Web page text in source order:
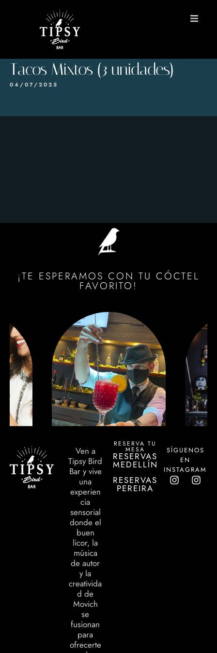
MENÚS
Tacos Mixtos (3 unidades)
04/07/2025
¡TE ESPERAMOS CON TU CÓCTEL
FAVORITO!
Ven a
Tipsy Bird
Bar y vive
una
experien
cia
sensorial
donde el
buen
licor, la
música
de autor
y la
creativida
d de
Movich
se
fusionan
para
ofrecerte
RESERVA TU
MESA
RESERVAS
MEDELLÍN
RESERVAS
PEREIRA
SÍGUENOS
EN
INSTAGRAM